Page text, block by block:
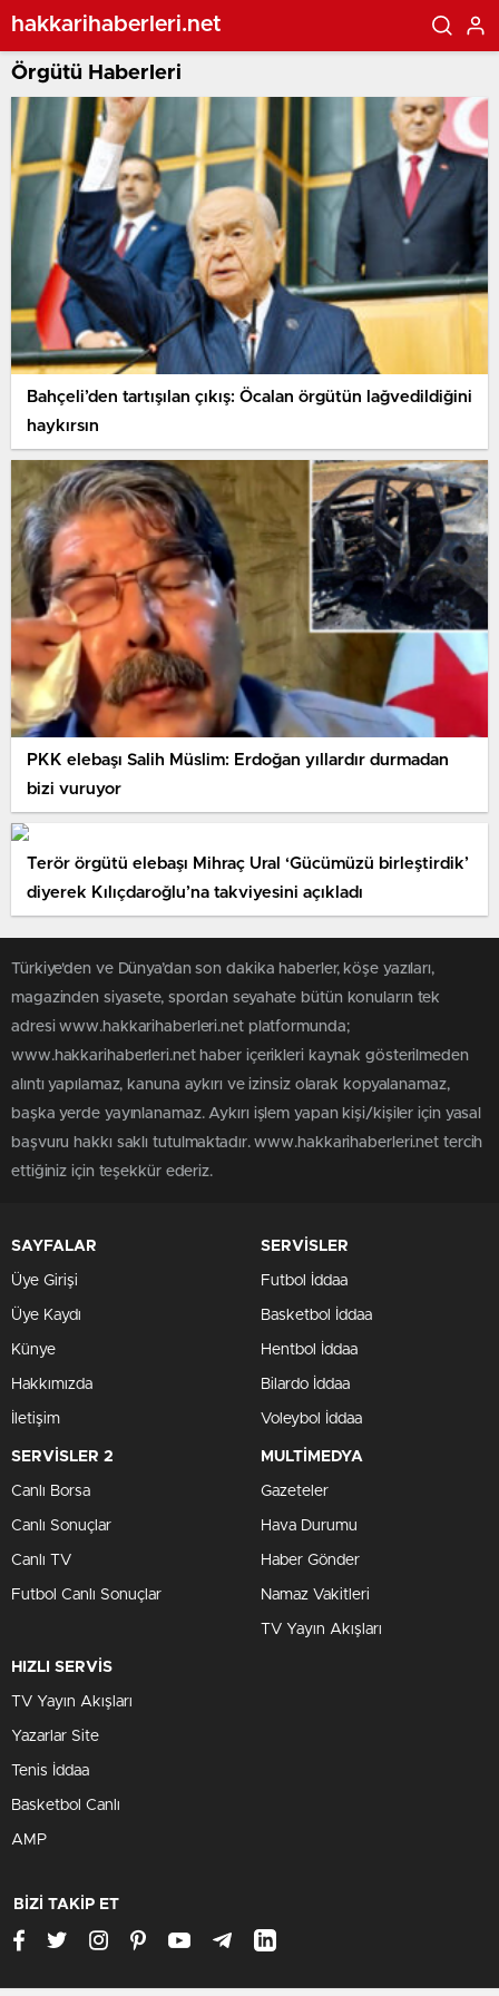
hakkarihaberleri.net
Örgütü Haberleri
Bahçeli’den tartışılan çıkış: Öcalan örgütün lağvedildiğini
haykırsın
PKK elebaşı Salih Müslim: Erdoğan yıllardır durmadan
bizi vuruyor
Terör örgütü elebaşı Mihraç Ural ‘Gücümüzü birleştirdik’
diyerek Kılıçdaroğlu’na takviyesini açıkladı
Türkiye'den ve Dünya’dan son dakika haberler, köşe yazıları,
magazinden siyasete, spordan seyahate bütün konuların tek
adresi www.hakkarihaberleri.net platformunda;
www.hakkarihaberleri.net haber içerikleri kaynak gösterilmeden
alıntı yapılamaz, kanuna aykırı ve izinsiz olarak kopyalanamaz,
başka yerde yayınlanamaz. Aykırı işlem yapan kişi/kişiler için yasal
başvuru hakkı saklı tutulmaktadır. www.hakkarihaberleri.net tercih
ettiğiniz için teşekkür ederiz.
SAYFALAR
Üye Girişi
Üye Kaydı
Künye
Hakkımızda
İletişim
SERVİSLER
Futbol İddaa
Basketbol İddaa
Hentbol İddaa
Bilardo İddaa
Voleybol İddaa
SERVİSLER 2
Canlı Borsa
Canlı Sonuçlar
Canlı TV
Futbol Canlı Sonuçlar
MULTİMEDYA
Gazeteler
Hava Durumu
Haber Gönder
Namaz Vakitleri
TV Yayın Akışları
HIZLI SERVİS
TV Yayın Akışları
Yazarlar Site
Tenis İddaa
Basketbol Canlı
AMP
BİZİ TAKİP ET